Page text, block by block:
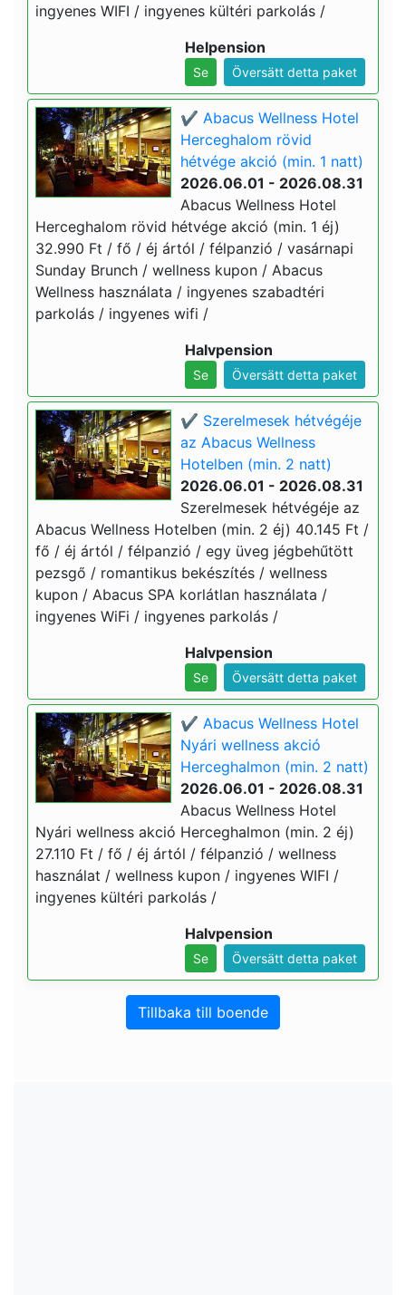
ingyenes WIFI / ingyenes kültéri parkolás /
Helpension
Se Översätt detta paket
✔️ Abacus Wellness Hotel
Herceghalom rövid
hétvége akció (min. 1 natt)
2026.06.01 - 2026.08.31
Abacus Wellness Hotel
Herceghalom rövid hétvége akció (min. 1 éj)
32.990 Ft / fő / éj ártól / félpanzió / vasárnapi
Sunday Brunch / wellness kupon / Abacus
Wellness használata / ingyenes szabadtéri
parkolás / ingyenes wifi /
Halvpension
Se Översätt detta paket
✔️ Szerelmesek hétvégéje
az Abacus Wellness
Hotelben (min. 2 natt)
2026.06.01 - 2026.08.31
Szerelmesek hétvégéje az
Abacus Wellness Hotelben (min. 2 éj) 40.145 Ft /
fő / éj ártól / félpanzió / egy üveg jégbehűtött
pezsgő / romantikus bekészítés / wellness
kupon / Abacus SPA korlátlan használata /
ingyenes WiFi / ingyenes parkolás /
Halvpension
Se Översätt detta paket
✔️ Abacus Wellness Hotel
Nyári wellness akció
Herceghalmon (min. 2 natt)
2026.06.01 - 2026.08.31
Abacus Wellness Hotel
Nyári wellness akció Herceghalmon (min. 2 éj)
27.110 Ft / fő / éj ártól / félpanzió / wellness
használat / wellness kupon / ingyenes WIFI /
ingyenes kültéri parkolás /
Halvpension
Se Översätt detta paket
Tillbaka till boende